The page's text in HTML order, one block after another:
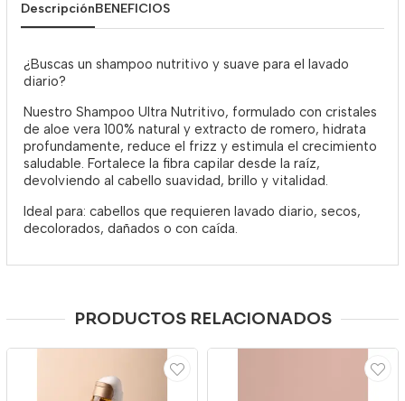
DescripciónBENEFICIOS
¿Buscas un shampoo nutritivo y suave para el lavado
diario?
Nuestro Shampoo Ultra Nutritivo, formulado con cristales
de aloe vera 100% natural y extracto de romero, hidrata
profundamente, reduce el frizz y estimula el crecimiento
saludable. Fortalece la fibra capilar desde la raíz,
devolviendo al cabello suavidad, brillo y vitalidad.
Ideal para: cabellos que requieren lavado diario, secos,
decolorados, dañados o con caída.
PRODUCTOS RELACIONADOS